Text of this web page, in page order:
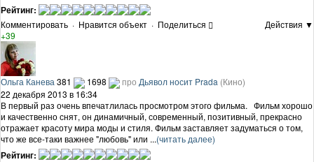
Рейтинг:
Комментировать · Нравится объект · Поделиться
Действия ▼
+39
Ольга Канева 381 1698 про Дьявол носит Prada (Кино)
22 декабря 2013 в 16:34
В первый раз очень впечатлилась просмотром этого фильма. Фильм хорошо
и качественно снят, он динамичный, современный, позитивный, прекрасно
отражает красоту мира моды и стиля. Фильм заставляет задуматься о том,
что же все-таки важнее "любовь" или ...(читать далее)
Рейтинг: